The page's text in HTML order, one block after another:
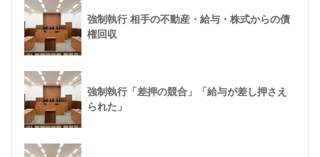
強制執行 相手の不動産・給与・株式からの債
権回収
強制執行「差押の競合」「給与が差し押さえ
られた」